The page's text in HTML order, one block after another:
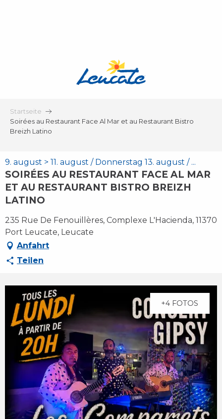
Startseite
Soirées au Restaurant Face Al Mar et au Restaurant Bistro
Breizh Latino
9. august > 11. august / Donnerstag 13. august / ...
SOIRÉES AU RESTAURANT FACE AL MAR
ET AU RESTAURANT BISTRO BREIZH
LATINO
235 Rue De Fenouillères, Complexe L'Hacienda, 11370
Port Leucate, Leucate
Anfahrt
Teilen
+4 FOTOS